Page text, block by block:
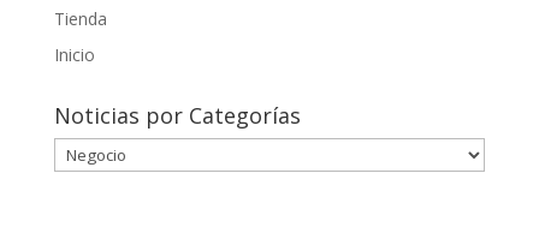
Tienda
Inicio
Noticias por Categorías
Noticias
por